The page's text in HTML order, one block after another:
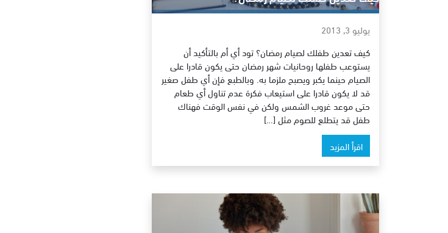
يوليو 3, 2013
كيف تعدين طفلك لصيام رمضان؟ تود أي أم بالتأكيد أن
يستوعب طفلها روحانيات شهر رمضان حتى يكون قادرا على
الصيام حينما يكبر ويصبح ملزما به. وبالطبع فإن أي طفل صغير
قد لا يكون قادرا على استيعاب فكرة عدم تناول أي طعام
حتى موعد غروب الشمس ولكن في نفس الوقت فهناك
طفل قد يتطلع للصوم مثل […]
اقرأ المزيد